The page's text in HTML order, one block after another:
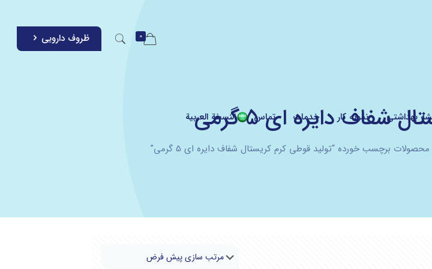
بهداشتی نمونه کار خدمات تماس النسخة العربية
0 ظروف دارویی
دایره ای 5 گرمی
محصولات برچسب خورده “تولید قوطی کرم کریستال شفاف دایره ای 5 گرمی”